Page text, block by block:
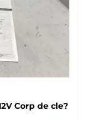
Corp de cle?